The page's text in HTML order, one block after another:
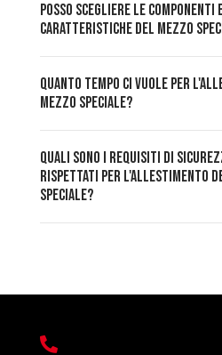
Posso scegliere le componenti
caratteristiche del mezzo
Quanto tempo ci vuole per
mezzo speciale?
Quali sono i requisiti di
rispettati per l'allestimento
speciale?
